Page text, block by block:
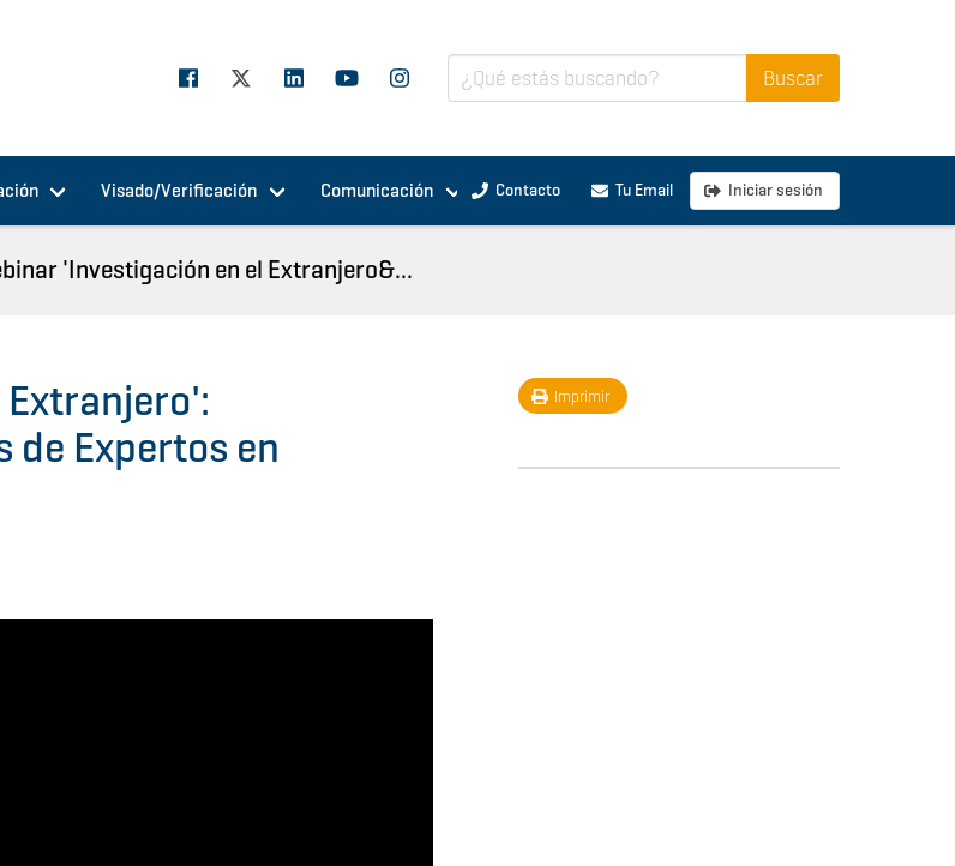
Visado/Verificación Comunicación Contacto Tu Email Iniciar sesión
'Investigación en el Extranjero&...
de Expertos en
Imprimir